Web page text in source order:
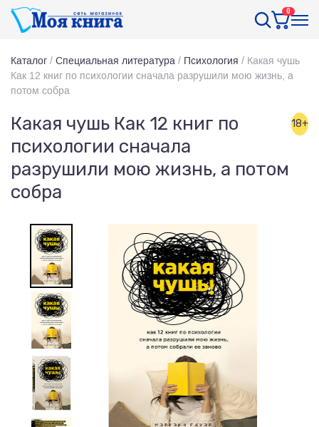
0
Каталог / Специальная литература / Психология / Какая чушь
Как 12 книг по психологии сначала разрушили мою жизнь, а
потом собра
Какая чушь Как 12 книг по
психологии сначала
разрушили мою жизнь, а потом
собра
18+